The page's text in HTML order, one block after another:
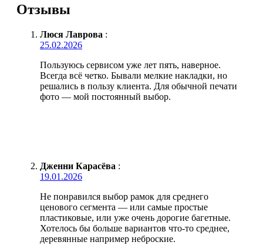
Отзывы
Люся Лаврова :
25.02.2026
Пользуюсь сервисом уже лет пять, наверное.
Всегда всё четко. Бывали мелкие накладки, но
решались в пользу клиента. Для обычной печати
фото — мой постоянный выбор.
Дженни Карасёва :
19.01.2026
Не понравился выбор рамок для среднего
ценового сегмента — или самые простые
пластиковые, или уже очень дорогие багетные.
Хотелось бы больше вариантов что-то среднее,
деревянные например неброские.